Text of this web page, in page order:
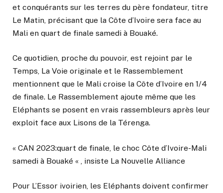
et conquérants sur les terres du père fondateur, titre
Le Matin, précisant que la Côte d’Ivoire sera face au
Mali en quart de finale samedi à Bouaké.
Ce quotidien, proche du pouvoir, est rejoint par le
Temps, La Voie originale et le Rassemblement
mentionnent que le Mali croise la Côte d’Ivoire en 1/4
de finale. Le Rassemblement ajoute même que les
Eléphants se posent en vrais rassembleurs après leur
exploit face aux Lisons de la Térenga.
« CAN 2023:quart de finale, le choc Côte d’Ivoire-Mali
samedi à Bouaké « , insiste La Nouvelle Alliance
Pour L’Essor ivoirien, les Eléphants doivent confirmer